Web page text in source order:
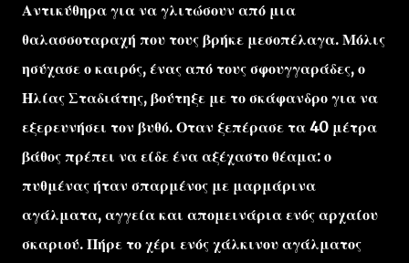
Αντικύθηρα για να γλιτώσουν από μια
θαλασσοταραχή που τους βρήκε μεσοπέλαγα. Μόλις
ησύχασε ο καιρός, ένας από τους σφουγγαράδες, ο
Ηλίας Σταδιάτης, βούτηξε με το σκάφανδρο για να
εξερευνήσει τον βυθό. Οταν ξεπέρασε τα 40 μέτρα
βάθος πρέπει να είδε ένα αξέχαστο θέαμα: ο
πυθμένας ήταν σπαρμένος με μαρμάρινα
αγάλματα, αγγεία και απομεινάρια ενός αρχαίου
σκαριού. Πήρε το χέρι ενός χάλκινου αγάλματος